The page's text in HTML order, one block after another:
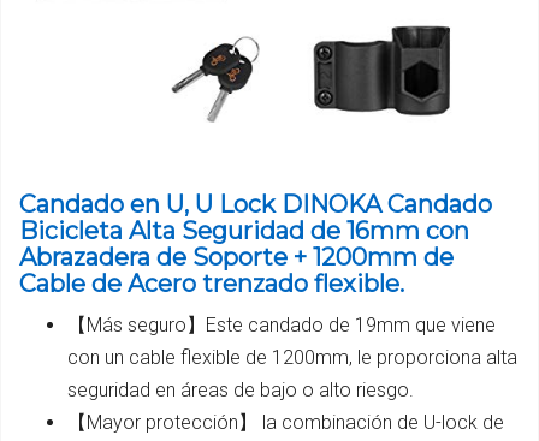
Candado en U, U Lock DINOKA Candado
Bicicleta Alta Seguridad de 16mm con
Abrazadera de Soporte + 1200mm de
Cable de Acero trenzado flexible.
【Más seguro】Este candado de 19mm que viene
con un cable flexible de 1200mm, le proporciona alta
seguridad en áreas de bajo o alto riesgo.
【Mayor protección】 la combinación de U-lock de